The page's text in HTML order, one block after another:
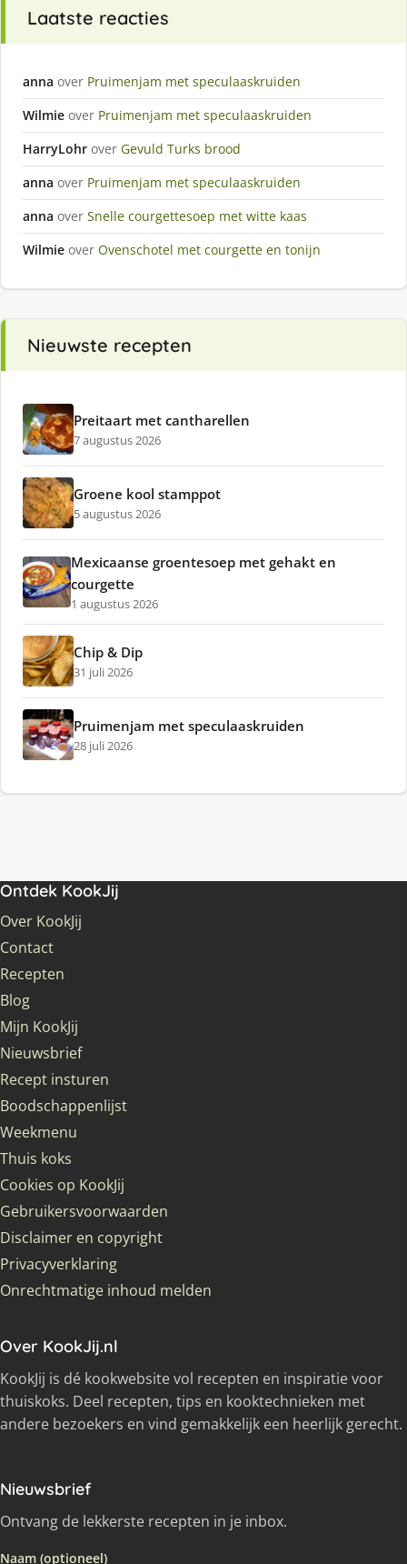
Laatste reacties
anna over Pruimenjam met speculaaskruiden
Wilmie over Pruimenjam met speculaaskruiden
HarryLohr over Gevuld Turks brood
anna over Pruimenjam met speculaaskruiden
anna over Snelle courgettesoep met witte kaas
Wilmie over Ovenschotel met courgette en tonijn
Nieuwste recepten
Preitaart met cantharellen
7 augustus 2026
Groene kool stamppot
5 augustus 2026
Mexicaanse groentesoep met gehakt en
courgette
1 augustus 2026
Chip & Dip
31 juli 2026
Pruimenjam met speculaaskruiden
28 juli 2026
Ontdek KookJij
Over KookJij
Contact
Recepten
Blog
Mijn KookJij
Nieuwsbrief
Recept insturen
Boodschappenlijst
Weekmenu
Thuis koks
Cookies op KookJij
Gebruikersvoorwaarden
Disclaimer en copyright
Privacyverklaring
Onrechtmatige inhoud melden
Over KookJij.nl
KookJij is dé kookwebsite vol recepten en inspiratie voor
thuiskoks. Deel recepten, tips en kooktechnieken met
andere bezoekers en vind gemakkelijk een heerlijk gerecht.
Nieuwsbrief
Ontvang de lekkerste recepten in je inbox.
Naam (optioneel)